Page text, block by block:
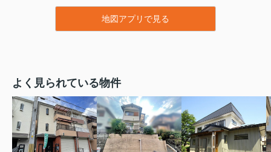
地図アプリで見る
よく見られている物件